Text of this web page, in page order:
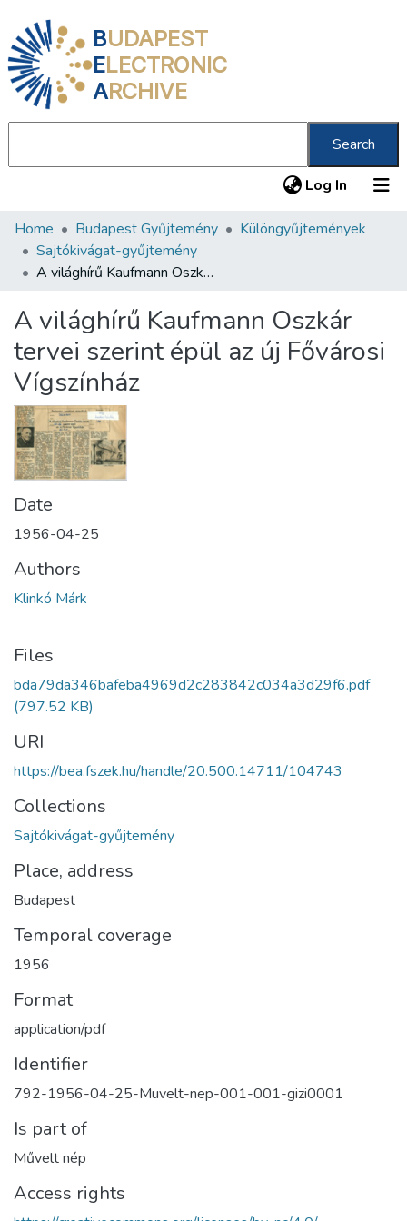
BUDAPEST
ELECTRONIC
ARCHIVE
Search
Log In (current)
Communities & Collections
All of DSpace
About us
Home Budapest Gyűjtemény
Különgyűjtemények
Sajtókivágat-gyűjtemény
A világhírű Kaufmann Oszkár tervei szerint épül az új Fővárosi Vígszínház
A világhírű Kaufmann Oszkár
tervei szerint épül az új Fővárosi
Vígszínház
Date
1956-04-25
Authors
Klinkó Márk
Files
bda79da346bafeba4969d2c283842c034a3d29f6.pdf
(797.52 KB)
URI
https://bea.fszek.hu/handle/20.500.14711/104743
Collections
Sajtókivágat-gyűjtemény
Place, address
Budapest
Temporal coverage
1956
Format
application/pdf
Identifier
792-1956-04-25-Muvelt-nep-001-001-gizi0001
Is part of
Művelt nép
Access rights